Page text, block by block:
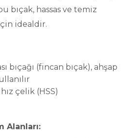
bıçak, hassas ve temiz
idealdir.
bıçağı (fincan bıçak), ahşap
çelik (HSS)
Alanları: